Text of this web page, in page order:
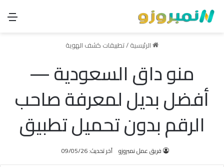
الرئيسية/تطبيقات كشف الهوية
منو داق السعودية —
أفضل بديل لمعرفة صاحب
الرقم بدون تحميل تطبيق
فريق عمل نمبروزو آخر تحديث: 09/05/26